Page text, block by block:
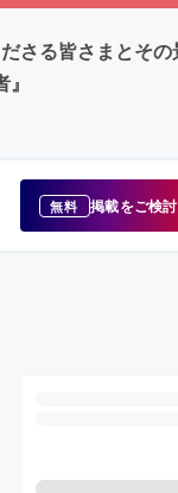
さる皆さまとそ
無料 掲載をご検